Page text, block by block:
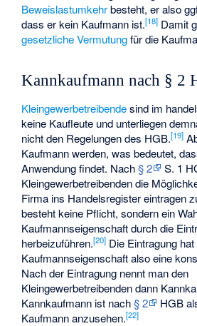
Beweislastumkehrbesteht, er also
dass er kein Kaufmann ist.[18] Damit
gesetzliche Vermutungfür die
Kannkaufmann nach § 2
Kleingewerbetreibendesind im
keine Kaufleute und unterliegen
nicht den Regelungen des HGB.[19]
Kaufmann werden, was bedeutet,
Anwendung findet. Nach§ 2
S. 1
Kleingewerbetreibenden die
Firma ins Handelsregister eintragen
besteht keine Pflicht, sondern ein
Kaufmannseigenschaft durch die
herbeizuführen.[20] Die Eintragung
Kaufmannseigenschaft also eine
Nach der Eintragung nennt man den
Kleingewerbetreibenden dann
Kannkaufmann ist nach§ 2
HGB
Kaufmann anzusehen.[22]